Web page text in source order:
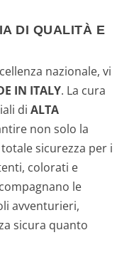
DI QUALITÀ E
nazionale, vi
IN ITALY. La cura
di ALTA
non solo la
sicurezza per i
colorati e
le
avventurieri,
sicura quanto